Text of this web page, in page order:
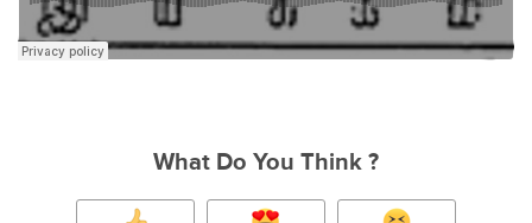
What Do You Think ?